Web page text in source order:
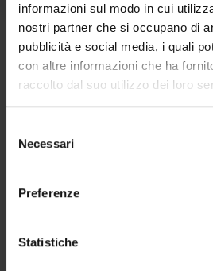
informazioni sul modo in cui
nostri partner che si occupano di
pubblicità e social media, i quali
con altre informazioni che ha
raccolto dal suo utilizzo dei loro
delNecessari
Preferenze
Statistiche
Hai bisogno di
Se hai bisogno di ulteriori
consulente tecnico o